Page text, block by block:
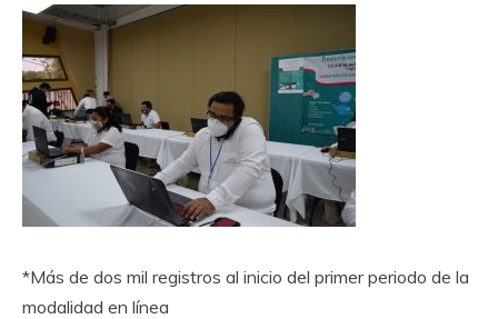
*Más de dos mil registros al inicio del primer periodo de la
modalidad en línea